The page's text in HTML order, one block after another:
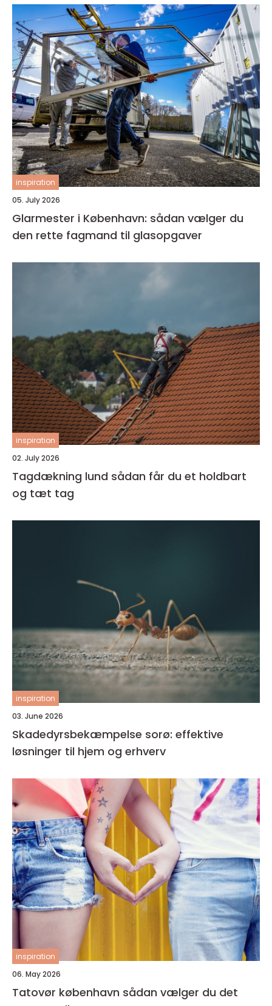
inspiration
05. July 2026
Glarmester i København: sådan vælger du
den rette fagmand til glasopgaver
inspiration
02. July 2026
Tagdækning lund sådan får du et holdbart
og tæt tag
inspiration
03. June 2026
Skadedyrsbekæmpelse sorø: effektive
løsninger til hjem og erhverv
inspiration
06. May 2026
Tatovør københavn sådan vælger du det